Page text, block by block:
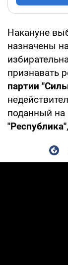
Накануне
назначены
признавать
партии
поданный на
"Республика"